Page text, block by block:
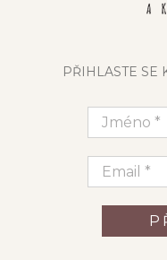
PŘIHLASTE SE